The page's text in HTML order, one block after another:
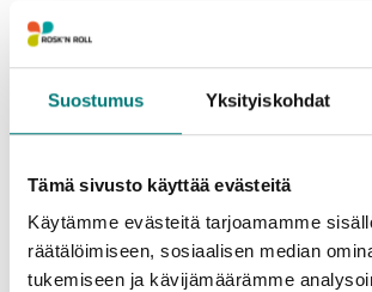
Suostumus Yksityiskohdat
Tämä sivusto käyttää evästeitä
Käytämme evästeitä tarjoamamme
räätälöimiseen, sosiaalisen median
tukemiseen ja kävijämäärämme
och sommarinsamlingarna. Det kom
mycket farligt avfall och metallskrot
insamlingarna att vi är nöjda med de
rutterna, konstaterar Rosk´n Rolls
utvecklingschef Marko Printz.
I västra Nyland ordnades de
avfallsinsamlingarna i åtta
och 31.8–21.9. Totalt plockades det
20 800 kg farligt avfall och ungefär